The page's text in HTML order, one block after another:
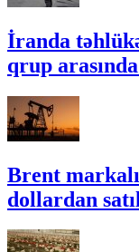
İranda
qrup
Brent
dollardan